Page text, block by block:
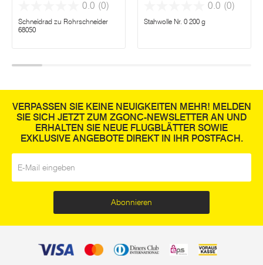
0.0 (0)
Schneidrad zu Rohrschneider
68050
0.0 (0)
Stahwolle Nr. 0 200 g
VERPASSEN SIE KEINE NEUIGKEITEN MEHR! MELDEN
SIE SICH JETZT ZUM ZGONC-NEWSLETTER AN UND
ERHALTEN SIE NEUE FLUGBLÄTTER SOWIE
EXKLUSIVE ANGEBOTE DIREKT IN IHR POSTFACH.
Abonnieren